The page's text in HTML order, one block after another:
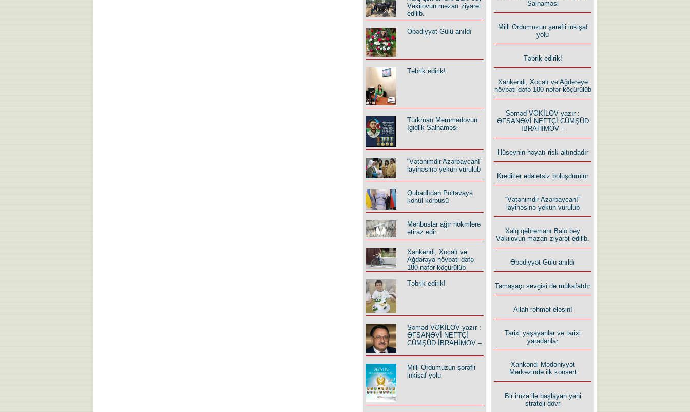
Vəkilovun məzarı ziyarət
edilib.
Əbədiyyət Gülü anıldı
Təbrik edirik!
Türkman Məmmədovun
İgidlik Salnaməsi
“Vətənimdir Azərbaycan!”
layihəsinə yekun vurulub
Qubadlıdan Poltavaya
könül körpüsü
Məhbuslar ağır hökmlərə
etiraz edir.
Xankəndi, Xocalı və
Ağdərəyə növbəti dəfə
180 nəfər köçürülüb
Təbrik edirik!
Səməd VƏKİLOV yazır :
ƏFSANƏVİ NEFTÇİ
CÜMŞÜD İBRAHİMOV –
Milli Ordumuzun şərəfli
inkişaf yolu
Salnaməsi
Milli Ordumuzun şərəfli inkişaf
yolu
Təbrik edirik!
Xankəndi, Xocalı və Ağdərəyə
növbəti dəfə 180 nəfər köçürülüb
Səməd VƏKİLOV yazır :
ƏFSANƏVİ NEFTÇİ CÜMŞÜD
İBRAHİMOV –
Hüseynin həyatı risk altındadır
Kreditlər ədalətsiz bölüşdürülür
“Vətənimdir Azərbaycan!”
layihəsinə yekun vurulub
Xalq qəhrəmanı Balo bəy
Vəkilovun məzarı ziyarət edilib.
Əbədiyyət Gülü anıldı
Tamaşaçı sevgisi də mükafatdır
Allah rəhmət eləsin!
Tarixi yaşayanlar və tarixi
yaradanlar
Xankəndi Mədəniyyət
Mərkəzində ilk konsert
Bir imza ilə başlayan yeni
strateji dövr